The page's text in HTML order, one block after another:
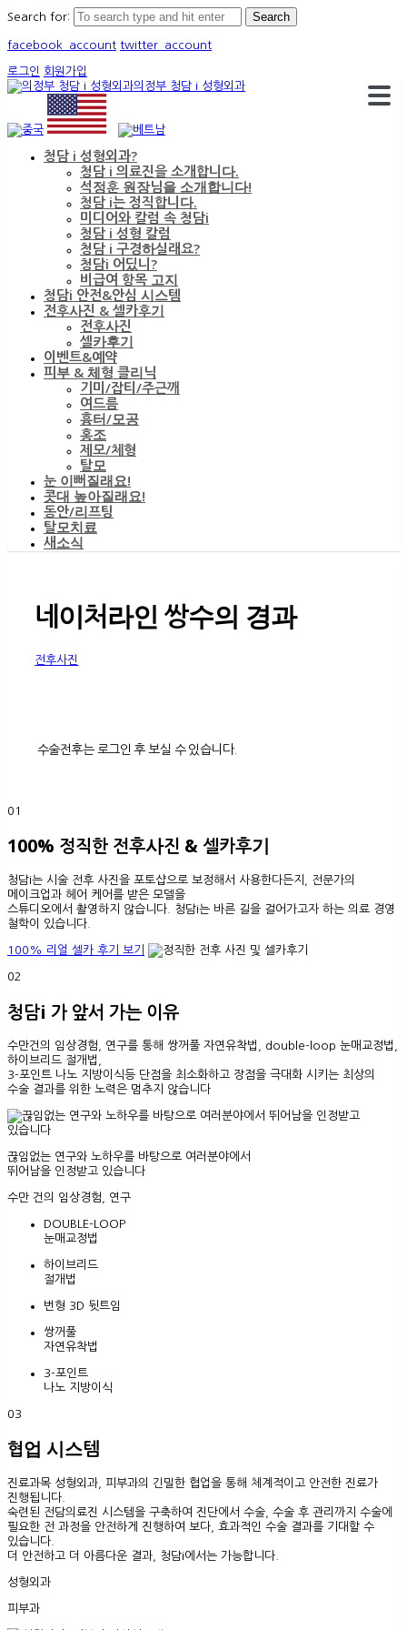
Search for:
facebook_account twitter_account
로그인 회원가입
의정부 청담 i 성형외과
청담 i 성형외과?
청담 i 의료진을 소개합니다.
석정훈 원장님을 소개합니다!
청담 i는 정직합니다.
미디어와 칼럼 속 청담i
청담 i 성형 칼럼
청담 i 구경하실래요?
청담i 어딨니?
비급여 항목 고지
청담i 안전&안심 시스템
전후사진 & 셀카후기
전후사진
셀카후기
이벤트&예약
피부 & 체형 클리닉
기미/잡티/주근깨
여드름
흉터/모공
홍조
제모/체형
탈모
눈 이뻐질래요!
콧대 높아질래요!
동안/리프팅
탈모치료
새소식
네이처라인 쌍수의 경과
전후사진
수술전후는 로그인 후 보실 수 있습니다.
01
100% 정직한 전후사진 & 셀카후기
청담i는 시술 전후 사진을 포토샵으로 보정해서 사용한다든지, 전문가의
메이크업과 헤어 케어를 받은 모델을
스튜디오에서 촬영하지 않습니다. 청담i는 바른 길을 걸어가고자 하는 의료 경영
철학이 있습니다.
100% 리얼 셀카 후기 보기
02
청담i 가 앞서 가는 이유
수만건의 임상경험, 연구를 통해 쌍꺼풀 자연유착법, double-loop 눈매교정법,
하이브리드 절개법,
3-포인트 나노 지방이식등 단점을 최소화하고 장점을 극대화 시키는 최상의
수술 결과를 위한 노력은 멈추지 않습니다
끊임없는 연구와 노하우를 바탕으로 여러분야에서
뛰어남을 인정받고 있습니다
수만 건의 임상경험, 연구
DOUBLE-LOOP
눈매교정법
하이브리드
절개법
번형 3D 뒷트임
쌍꺼풀
자연유착법
3-포인트
나노 지방이식
03
협업 시스템
진료과목 성형외과, 피부과의 긴밀한 협업을 통해 체계적이고 안전한 진료가
진행됩니다.
숙련된 전담의료진 시스템을 구축하여 진단에서 수술, 수술 후 관리까지 수술에
필요한 전 과정을 안전하게 진행하여 보다, 효과적인 수술 결과를 기대할 수
있습니다.
더 안전하고 더 아름다운 결과, 청담i에서는 가능합니다.
성형외과
피부과